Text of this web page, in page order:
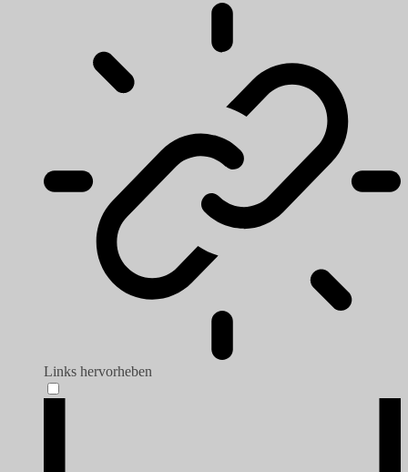
Links hervorheben